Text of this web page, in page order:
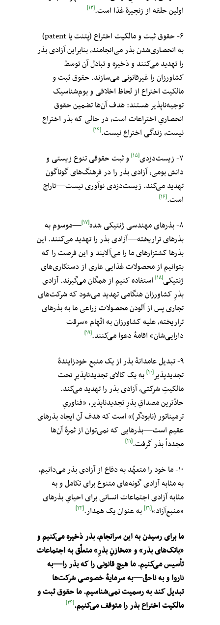
اولین حلقه از زنجیرهٔ غذا است.[۱۳]
۶- حقوق ثبت و مالکیت اختراع (پتنت یا patent)
به انحصاری‌شدن بذر می‌انجامند، بنابراین آزادی بذر
را تهدید می‌کنند و ذخیره و تبادل آن توسط
کشاورزان را غیرقانونی می‌‌‌سازند. حقوق ثبت و
مالکیت اختراع از لحاظ اخلاقی و بوم‌شناسیک
توجیه‌ناپذیر هستند: هدف آن‌ها تضمین حقوق
انحصاریِ اختراعات است، در حالی که بذر اختراع
نیست، زندگی اختراع نیست.[۱۴]
۷- زیست‌دزدی [۱۵] و ثبت حقوقی تنوع زیستی و
دانش‌ بومی، آزادی بذر را در فرهنگ‌های گوناگون
تهدید می‌کند. زیست‌دزدی نوآوری نیست—تاراج
است.[۱۶]
۸- بذرهای مهندسی ژنتیکی شده [۱۷]—موسوم به
بذرهای تراریخته—آزادی بذر را تهدید می‌کنند. این
بذرها کشتزارهای ما را می‌آلایند و این فرصت را که
بتوانیم از محصولات غذایی عاری از دستکاری‌های
ژنتیکی[۱۸] استفاده کنیم از همگان می‌گیرند. آزادی
بذرِ کشاورزان هنگامی تهدید می‌شود که شرکت‌های
تجاری پس از آلودن محصولات زراعی ما به بذرهای
تراریخته، علیه کشاورزان به اتّهام «سرقت
دارایی‌شان» اقامهٔ دعوا می‌کنند.[۱۹]
۹- تبدیل عامدانهٔ بذر از یک منبعِ خودزایندهٔ
تجدیدپذیر[۲۰] به یک کالای تجدیدناپذیرِ تحت
مالکیتِ شرکتی، آزادی بذر را تهدید می‌کند.
حادّترین مصداقِ بذرِ تجدیدناپذیر، «فناوریِ
ترمیناتور (نابودگر)» است که هدف آن ایجاد بذرهای
عقیم است—بذرهایی که نمی‌توان از ثمرهٔ آن‌ها
مجدداً بذر گرفت.[۲۱]
۱۰- ما خود را متعهّد به دفاع از آزادی بذر می‌دانیم،
به مثابه آزادی گونه‌های متنوع برای تکامل و به
مثابه آزادی اجتماعات انسانی برای احیایِ بذرهای
«منبع‌آزاد»[۲۲] به عنوان یک همدار.[۲۳]
ما برای رسیدن به این سرانجام، بذر ذخیره می‌کنیم و
«بانک‌های بذر» و «مخازنِ بذرِ» متعلّق به اجتماعات
تأسیس می‌کنیم. ما هیچ قانونی را که بذر را—به
ناروا و به ناحقّ—به سرمایهٔ خصوصی شرکت‌ها
تبدیل کند به رسمیت نمی‌شناسیم. ما حقوق ثبت و
مالکیت اختراع بذر را متوقف می‌کنیم.[۲۴]